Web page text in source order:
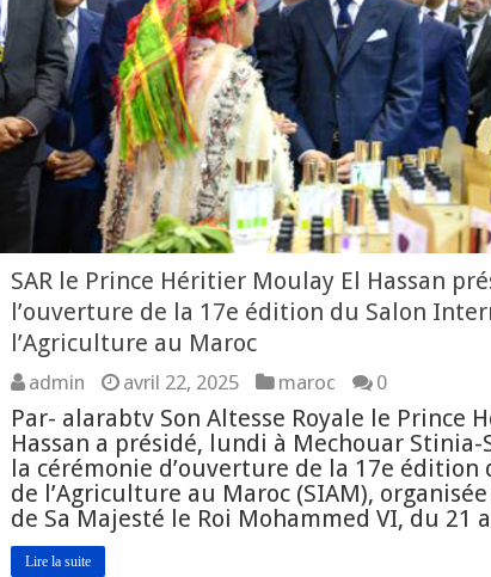
SAR le Prince Héritier Moulay El Hassan
l’ouverture de la 17e édition du Salon
l’Agriculture au Maroc
admin avril 22, 2025 maroc 0
Par- alarabtv Son Altesse Royale le Prince
Hassan a présidé, lundi à Mechouar Stinia-
la cérémonie d’ouverture de la 17e
de l’Agriculture au Maroc (SIAM),
de Sa Majesté le Roi Mohammed VI, du 21
Lire la suite